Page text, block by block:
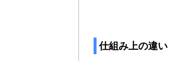
仕組み上の違い